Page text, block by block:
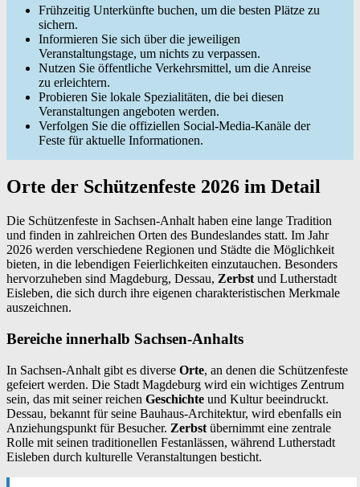
Frühzeitig Unterkünfte buchen, um die besten Plätze zu
sichern.
Informieren Sie sich über die jeweiligen
Veranstaltungstage, um nichts zu verpassen.
Nutzen Sie öffentliche Verkehrsmittel, um die Anreise
zu erleichtern.
Probieren Sie lokale Spezialitäten, die bei diesen
Veranstaltungen angeboten werden.
Verfolgen Sie die offiziellen Social-Media-Kanäle der
Feste für aktuelle Informationen.
Orte der Schützenfeste 2026 im Detail
Die Schützenfeste in Sachsen-Anhalt haben eine lange Tradition
und finden in zahlreichen Orten des Bundeslandes statt. Im Jahr
2026 werden verschiedene Regionen und Städte die Möglichkeit
bieten, in die lebendigen Feierlichkeiten einzutauchen. Besonders
hervorzuheben sind Magdeburg, Dessau, Zerbst und Lutherstadt
Eisleben, die sich durch ihre eigenen charakteristischen Merkmale
auszeichnen.
Bereiche innerhalb Sachsen-Anhalts
In Sachsen-Anhalt gibt es diverse Orte, an denen die Schützenfeste
gefeiert werden. Die Stadt Magdeburg wird ein wichtiges Zentrum
sein, das mit seiner reichen Geschichte und Kultur beeindruckt.
Dessau, bekannt für seine Bauhaus-Architektur, wird ebenfalls ein
Anziehungspunkt für Besucher. Zerbst übernimmt eine zentrale
Rolle mit seinen traditionellen Festanlässen, während Lutherstadt
Eisleben durch kulturelle Veranstaltungen besticht.